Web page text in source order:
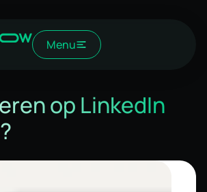
Menu
op LinkedIn